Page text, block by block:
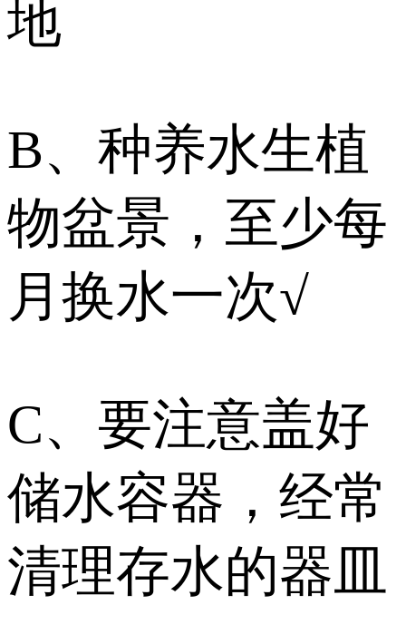
地
B、种养水生植
物盆景，至少每
月换水一次√
C、要注意盖好
储水容器，经常
清理存水的器皿